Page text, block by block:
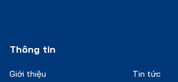
Thông tin
Giới thiệu
Tin tức